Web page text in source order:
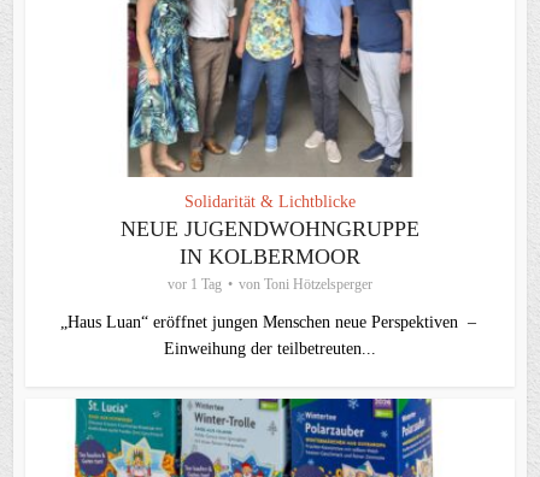
Solidarität & Lichtblicke
NEUE JUGENDWOHNGRUPPE
IN KOLBERMOOR
vor 1 Tag von Toni Hötzelsperger
„Haus Luan“ eröffnet jungen Menschen neue Perspektiven –
Einweihung der teilbetreuten...